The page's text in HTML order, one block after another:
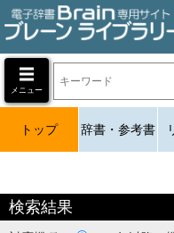
メニュー
トップ 辞書・参考書
検索結果